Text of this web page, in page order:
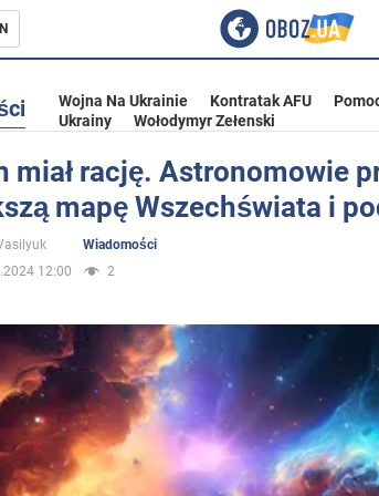
Ukrainie
Wojna Na Ukrainie Kontratak AFU
Ukrainy
Wołodymyr Zełenski
miał rację. Astronomowie
mapę Wszechświata i
Wiadomości
12:00
2